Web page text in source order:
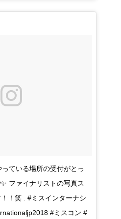
ている場所の受付がとっ
ファイナリストの写真ス
！笑 . #ミスインターナシ
#ミスコン #